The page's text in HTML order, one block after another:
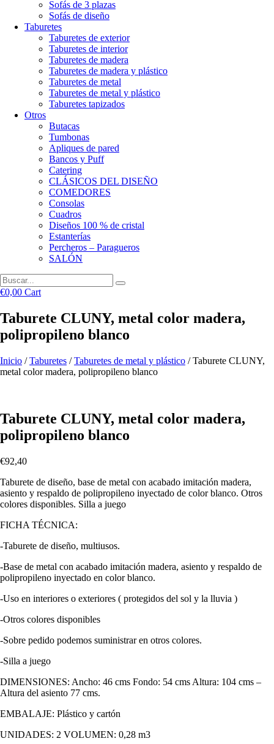
Sofás de 3 plazas
Sofás de diseño
Taburetes
Taburetes de exterior
Taburetes de interior
Taburetes de madera
Taburetes de madera y plástico
Taburetes de metal
Taburetes de metal y plástico
Taburetes tapizados
Otros
Butacas
Tumbonas
Apliques de pared
Bancos y Puff
Catering
CLÁSICOS DEL DISEÑO
COMEDORES
Consolas
Cuadros
Diseños 100 % de cristal
Estanterías
Percheros – Paragueros
SALÓN
€0,00 Cart
Taburete CLUNY, metal color madera,
polipropileno blanco
Inicio /Taburetes /Taburetes de metal y plástico / Taburete CLUNY,
metal color madera, polipropileno blanco
Taburete CLUNY, metal color madera,
polipropileno blanco
€92,40
Taburete de diseño, base de metal con acabado imitación madera,
asiento y respaldo de polipropileno inyectado de color blanco. Otros
colores disponibles. Silla a juego
FICHA TÉCNICA:
-Taburete de diseño, multiusos.
-Base de metal con acabado imitación madera, asiento y respaldo de
polipropileno inyectado en color blanco.
-Uso en interiores o exteriores ( protegidos del sol y la lluvia )
-Otros colores disponibles
-Sobre pedido podemos suministrar en otros colores.
-Silla a juego
DIMENSIONES: Ancho: 46 cms Fondo: 54 cms Altura: 104 cms –
Altura del asiento 77 cms.
EMBALAJE: Plástico y cartón
UNIDADES: 2 VOLUMEN: 0,28 m3